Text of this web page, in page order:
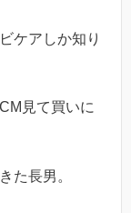
ケアしか知り
見て買いに
た長男。